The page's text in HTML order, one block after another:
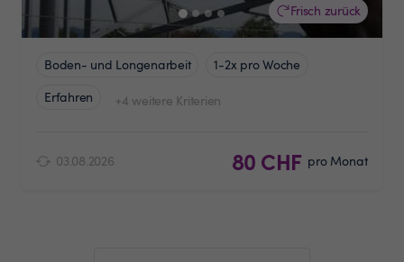
Frisch zurück
Boden- und Longenarbeit
1-2x pro Woche
Erfahren
+4 weitere Kriterien
03.08.2026 80 CHF pro Monat